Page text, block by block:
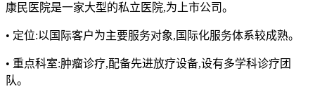
康民医院是一家大型的私立医院,为上市公司。
• 定位:以国际客户为主要服务对象,国际化服务体系较成熟。
• 重点科室:肿瘤诊疗,配备先进放疗设备,设有多学科诊疗团
队。